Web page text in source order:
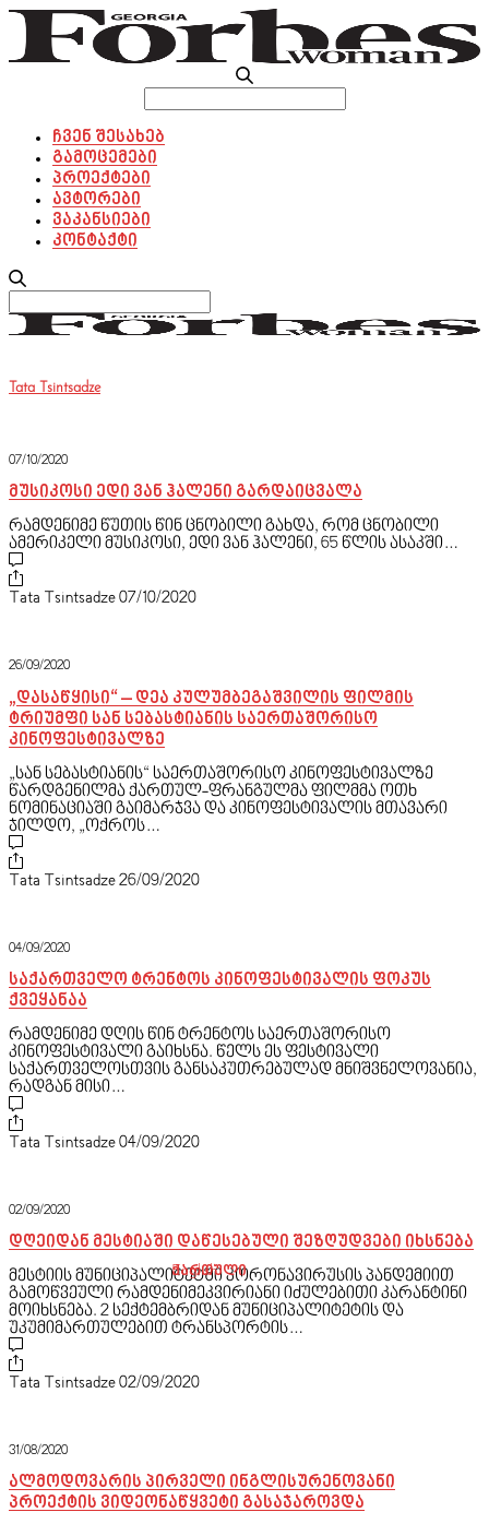
for:
ჩვენ შესახებ
გამოცემები
პროექტები
ავტორები
ვაკანსიები
კონტაქტი
for:
Tata Tsintsadze
07/10/2020
მუსიკოსი ედი ვან ჰალენი გარდაიცვალა
რამდენიმე წუთის წინ ცნობილი გახდა, რომ ცნობილი
ამერიკელი მუსიკოსი, ედი ვან ჰალენი, 65 წლის ასაკში…
Tata Tsintsadze07/10/2020
26/09/2020
„დასაწყისი“ – დეა კულუმბეგაშვილის ფილმის
ტრიუმფი სან სებასტიანის საერთაშორისო
კინოფესტივალზე
„სან სებასტიანის“ საერთაშორისო კინოფესტივალზე
წარდგენილმა ქართულ-ფრანგულმა ფილმმა ოთხ
ნომინაციაში გაიმარჯვა და კინოფესტივალის მთავარი
ჯილდო, „ოქროს…
Tata Tsintsadze26/09/2020
04/09/2020
საქართველო ტრენტოს კინოფესტივალის ფოკუს
ქვეყანაა
რამდენიმე დღის წინ ტრენტოს საერთაშორისო
კინოფესტივალი გაიხსნა. წელს ეს ფესტივალი
საქართველოსთვის განსაკუთრებულად მნიშვნელოვანია,
რადგან მისი…
Tata Tsintsadze04/09/2020
02/09/2020
დღეიდან მესტიაში დაწესებული შეზღუდვები იხსნება
მესტიის მუნიციპალიტეტში კორონავირუსის პანდემიით
გამოწვეული რამდენიმეკვირიანი იძულებითი კარანტინი
მოიხსნება. 2 სექტემბრიდან მუნიციპალიტეტის და
უკუმიმართულებით ტრანსპორტის…
Tata Tsintsadze02/09/2020
31/08/2020
ალმოდოვარის პირველი ინგლისურენოვანი
პროექტის ვიდეონაწყვეტი გასაჯაროვდა
ქართული
English